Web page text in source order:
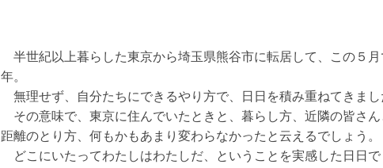
半世紀以上暮らした東京から埼玉県熊谷市に転居して、この５
年。
無理せず、自分たちにできるやり方で、日日を積み重ねてきま
その意味で、東京に住んでいたときと、暮らし方、近隣の皆さ
距離のとり方、何もかもあまり変わらなかったと云えるでしょう。
どこにいたってわたしはわたしだ、ということを実感した日日